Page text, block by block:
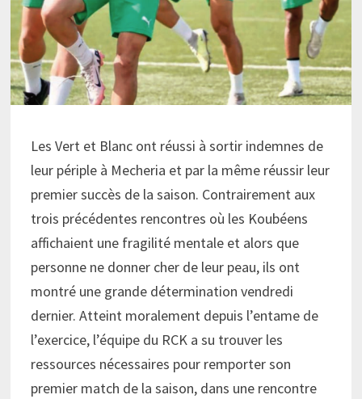
Les Vert et Blanc ont réussi à sortir indemnes de
leur périple à Mecheria et par la même réussir leur
premier succès de la saison. Contrairement aux
trois précédentes rencontres où les Koubéens
affichaient une fragilité mentale et alors que
personne ne donner cher de leur peau, ils ont
montré une grande détermination vendredi
dernier. Atteint moralement depuis l’entame de
l’exercice, l’équipe du RCK a su trouver les
ressources nécessaires pour remporter son
premier match de la saison, dans une rencontre